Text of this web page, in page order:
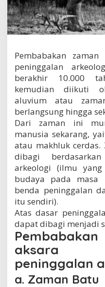
s
a
r
a
Pembabakan zaman
peninggalan
berakhir 10.000
kemudian diikuti
aluvium atau
berlangsung hingga
Dari zaman ini
manusia sekarang,
atau makhluk cerdas.
dibagi
arkeologi (ilmu
budaya pada masa
benda peninggalan
itu sendiri).
Atas dasar
dapat dibagi menjadi
aksara
peninggalan
a. Zaman Batu